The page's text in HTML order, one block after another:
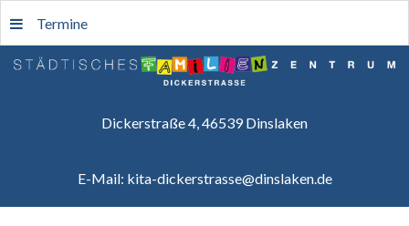
Dickerstraße 4, 46539 Dinslaken
E-Mail: kita-dickerstrasse@dinslaken.de
Termine